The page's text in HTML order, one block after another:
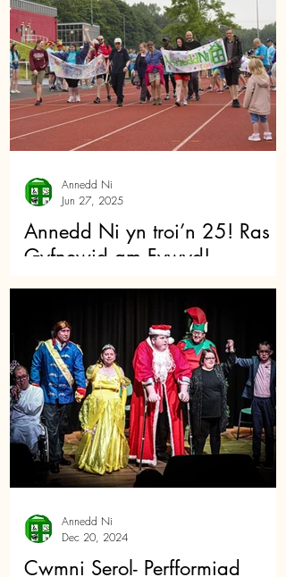
Annedd Ni yn troi’n 25! Ras
Gyfnewid am Fywyd!
Annedd Ni
Jun 27, 2025
Cwmni Serol- Perfformiad
Annedd Ni
Dec 20, 2024